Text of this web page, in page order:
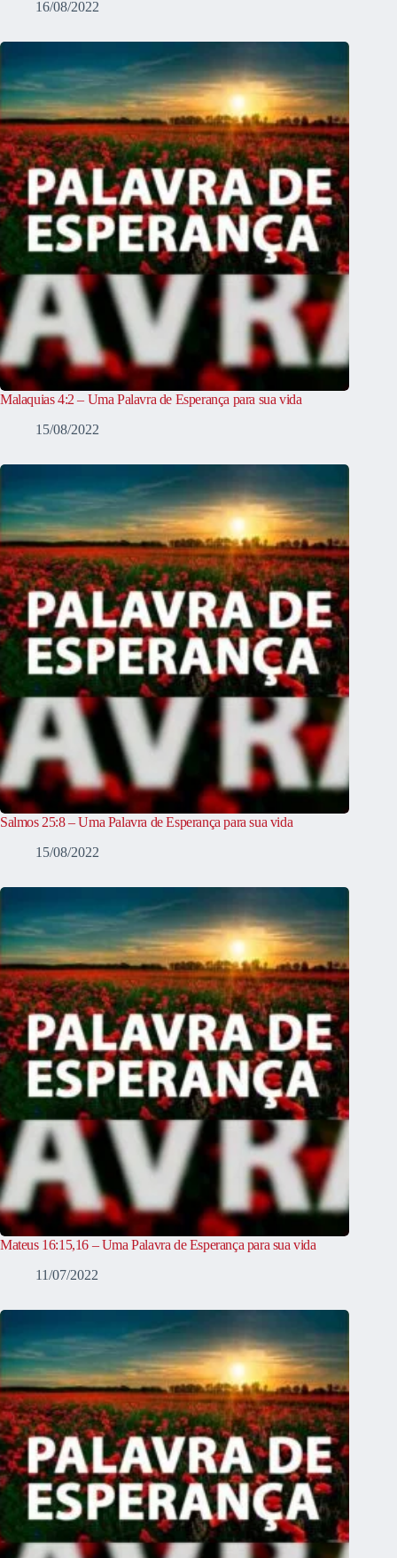
16/08/2022
Malaquias 4:2 – Uma Palavra de Esperança para sua vida
15/08/2022
Salmos 25:8 – Uma Palavra de Esperança para sua vida
15/08/2022
Mateus 16:15,16 – Uma Palavra de Esperança para sua vida
11/07/2022